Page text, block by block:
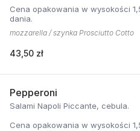
Cena opakowania w wysokości
dania.
mozzarella / szynka Prosciutto Cotto
43,50 zł
Pepperoni
Salami Napoli Piccante, cebula.
Cena opakowania w wysokości